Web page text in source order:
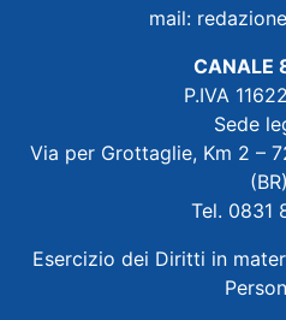
mail:
CANALE
P.IVA
Sede
Via per Grottaglie, Km 2 –
(BR)
Tel. 0831
Esercizio dei Diritti in